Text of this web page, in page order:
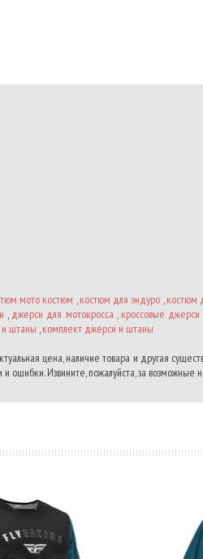
мото костюм ,костюм для эндуро ,костюм
, джерси для мотокросса , кроссовые джерси
штаны ,комплект джерси и штаны
цена, наличие товара и другая
Извините, пожалуйста, за возможные